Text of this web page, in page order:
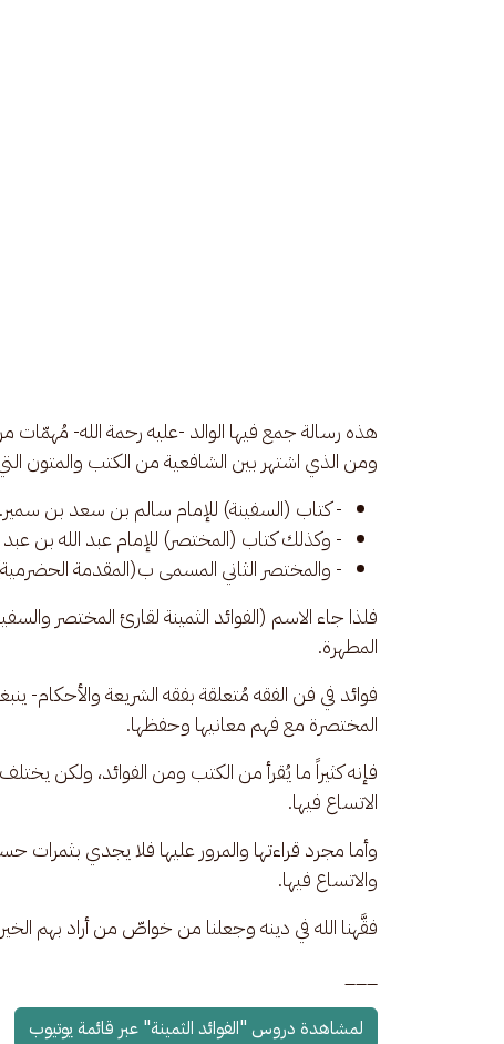
هذه رسالة جمع فيها الوالد -عليه رحمة الله- مُهمّات
ومن الذي اشتهر بين الشافعية من الكتب والمتون
- كتاب (السفينة) للإمام سالم بن سعد بن سمير.
- وكذلك كتاب (المختصر) للإمام عبد الله بن
- والمختصر الثاني المسمى ب(المقدمة
فلذا جاء الاسم (الفوائد الثمينة لقارئ المختصر
المطهرة.
فوائد في فن الفقه مُتعلقة بفقه الشريعة والأحكام-
المختصرة مع فهم معانيها وحفظها.
فإنه كثيراً ما يُقرأ من الكتب ومن الفوائد، ولكن
الاتساع فيها.
وأما مجرد قراءتها والمرور عليها فلا يجدي
والاتساع فيها.
فقَّهنا الله في دينه وجعلنا من خواصّ من أراد بهم
لمشاهدة دروس "الفوائد الثمينة" عبر قائمة يوتيوب